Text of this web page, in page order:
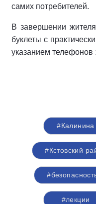
самих потребителей.
В завершении
буклеты с
указанием телефонов
#Калинина
#Кстовский
#лекции